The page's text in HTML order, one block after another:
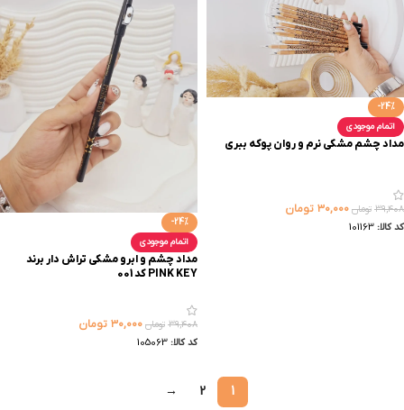
-24%
اتمام موجودی
مداد چشم مشکی نرم و روان پوکه ببری
۳۹,۴۰۸ تومان ۳۰,۰۰۰ تومان
کد کالا: 101163
-24%
اتمام موجودی
مداد چشم و ابرو مشکی تراش دار برند
PINK KEY کد 001
۳۹,۴۰۸ تومان ۳۰,۰۰۰ تومان
کد کالا: 105063
1
2
→